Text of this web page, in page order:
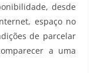
desde
espaço no
de parcelar
a uma